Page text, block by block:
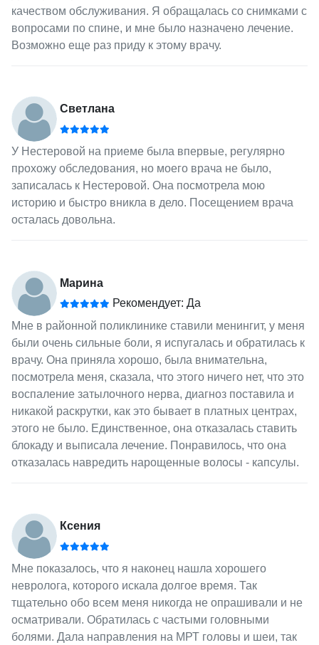
качеством обслуживания. Я обращалась со снимками с
вопросами по спине, и мне было назначено лечение.
Возможно еще раз приду к этому врачу.
Светлана
У Нестеровой на приеме была впервые, регулярно
прохожу обследования, но моего врача не было,
записалась к Нестеровой. Она посмотрела мою
историю и быстро вникла в дело. Посещением врача
осталась довольна.
Марина
Рекомендует: Да
Мне в районной поликлинике ставили менингит, у меня
были очень сильные боли, я испугалась и обратилась к
врачу. Она приняла хорошо, была внимательна,
посмотрела меня, сказала, что этого ничего нет, что это
воспаление затылочного нерва, диагноз поставила и
никакой раскрутки, как это бывает в платных центрах,
этого не было. Единственное, она отказалась ставить
блокаду и выписала лечение. Понравилось, что она
отказалась навредить нарощенные волосы - капсулы.
Ксения
Мне показалось, что я наконец нашла хорошего
невролога, которого искала долгое время. Так
тщательно обо всем меня никогда не опрашивали и не
осматривали. Обратилась с частыми головными
болями. Дала направления на МРТ головы и шеи, так